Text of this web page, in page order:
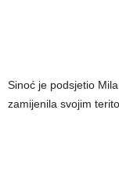
Sinoć je podsjetio
zamijenila svojim